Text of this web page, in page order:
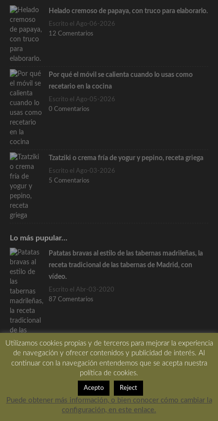
Helado cremoso de papaya, con truco para elaborarlo.
Escrito el Ago-06-2026
12 Comentarios
Por qué el móvil se calienta cuando lo usas como
recetario en la cocina
Escrito el Ago-05-2026
0 Comentarios
Tzatziki o crema fría de yogur y pepino, receta griega
Escrito el Ago-03-2026
5 Comentarios
Lo más pupular…
Patatas bravas al estilo de las tabernas madrileñas, la
receta tradicional de las tabernas de Madrid, con
vídeo.
Escrito el Abr-03-2020
87 Comentarios
El ajo negro, todo lo que necesitas saber para su buen
uso y conocimiento
Escrito el Jun-02-2020
42 Comentarios
Utilizamos cookies propias y de terceros para mejorar la experiencia
de navegación y ofrecer contenidos y publicidad de interés. Al
continuar con la navegación entendemos que se acepta nuestra
política de cookies.
Acepto Reject
Puede obtener más información, o bien conocer cómo cambiar la
configuración, en este enlace.